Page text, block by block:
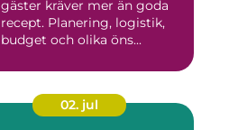
gäster kräver mer än goda
recept. Planering, logistik,
budget och olika öns...
02. jul